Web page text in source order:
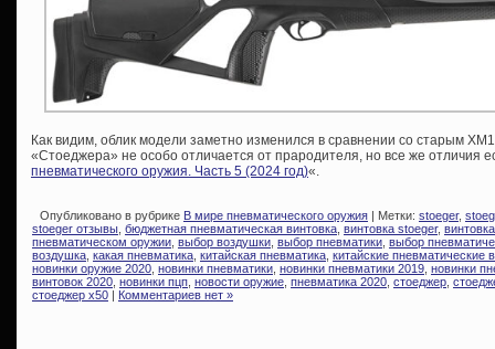
Как видим, облик модели заметно изменился в сравнении со старым
«Стоеджера» не особо отличается от прародителя, но все же отличия
пневматического оружия. Часть 5 (2024 год)«.
Опубликовано в рубрике В мире пневматического оружия | Метки: stoeger,
stoeger отзывы бюджетная пневматическая винтовка винтовка stoeger,
пневматическом оружии выбор воздушки выбор пневматики выбор
воздушка какая пневматика китайская пневматика китайские пневматические
новинки оружие 2020 новинки пневматики новинки пневматики 2019 новинки
винтовок 2020 новинки пцп новости оружие пневматика 2020 стоеджер
стоеджер х50 | Комментариев нет »